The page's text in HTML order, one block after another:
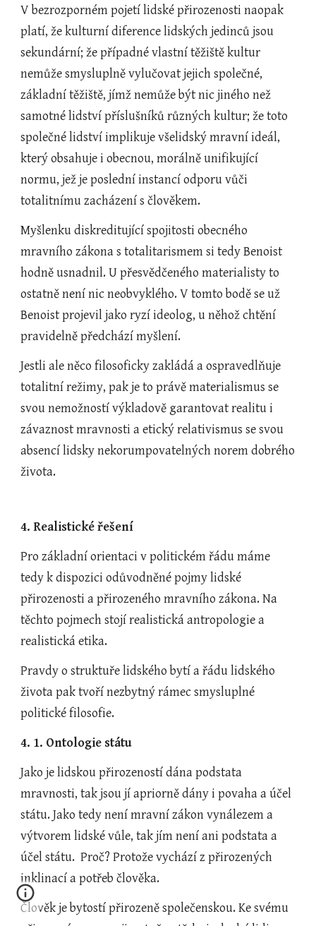
V bezrozporném pojetí lidské přirozenosti naopak
platí, že kulturní diference lidských jedinců jsou
sekundární; že případné vlastní těžiště kultur
nemůže smysluplně vylučovat jejich společné,
základní těžiště, jímž nemůže být nic jiného než
samotné lidství příslušníků různých kultur; že toto
společné lidství implikuje všelidský mravní ideál,
který obsahuje i obecnou, morálně unifikující
normu, jež je poslední instancí odporu vůči
totalitnímu zacházení s člověkem.
Myšlenku diskreditující spojitosti obecného
mravního zákona s totalitarismem si tedy Benoist
hodně usnadnil. U přesvědčeného materialisty to
ostatně není nic neobvyklého. V tomto bodě se už
Benoist projevil jako ryzí ideolog, u něhož chtění
pravidelně předchází myšlení.
Jestli ale něco filosoficky zakládá a ospravedlňuje
totalitní režimy, pak je to právě materialismus se
svou nemožností výkladově garantovat realitu i
závaznost mravnosti a etický relativismus se svou
absencí lidsky nekorumpovatelných norem dobrého
života.
4. Realistické řešení
Pro základní orientaci v politickém řádu máme
tedy k dispozici odůvodněné pojmy lidské
přirozenosti a přirozeného mravního zákona. Na
těchto pojmech stojí realistická antropologie a
realistická etika.
Pravdy o struktuře lidského bytí a řádu lidského
života pak tvoří nezbytný rámec smysluplné
politické filosofie.
4. 1. Ontologie státu
Jako je lidskou přirozeností dána podstata
mravnosti, tak jsou jí apriorně dány i povaha a účel
státu. Jako tedy není mravní zákon vynálezem a
výtvorem lidské vůle, tak jím není ani podstata a
účel státu.  Proč? Protože vychází z přirozených
inklinací a potřeb člověka.
Člověk je bytostí přirozeně společenskou. Ke svému